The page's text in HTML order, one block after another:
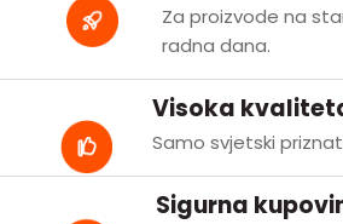
Za proizvode na
radna dana.
Visoka
Samo svjetski
Sigurna